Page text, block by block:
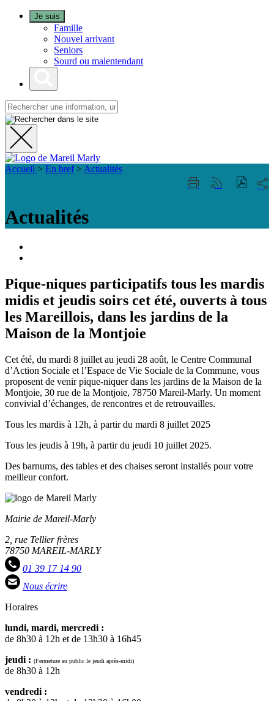
Je suis
Famille
Nouvel arrivant
Seniors
Sourd ou malentendant
Fermer
la
recherche
Accueil > En bref > Actualités
ImprimerGénérer
sur
Actualités
Pique-niques participatifs tous les mardis
midis et jeudis soirs cet été, ouverts à tous
les Mareillois, dans les jardins de la
Maison de la Montjoie
Cet été, du mardi 8 juillet au jeudi 28 août, le Centre Communal
d’Action Sociale et l’Espace de Vie Sociale de la Commune, vous
proposent de venir pique-niquer dans les jardins de la Maison de la
Montjoie, 30 rue de la Montjoie, 78750 Mareil-Marly. Un moment
convivial d’échanges, de rencontres et de retrouvailles.
Tous les mardis à 12h, à partir du mardi 8 juillet 2025
Tous les jeudis à 19h, à partir du jeudi 10 juillet 2025.
Des barnums, des tables et des chaises seront installés pour votre
meilleur confort.
Mairie de Mareil-Marly
2, rue Tellier frères
78750 MAREIL-MARLY
01 39 17 14 90
Nous écrire
Horaires
lundi, mardi, mercredi :
de 8h30 à 12h et de 13h30 à 16h45
jeudi : (Fermeture au public le jeudi après-midi)
de 8h30 à 12h
vendredi :